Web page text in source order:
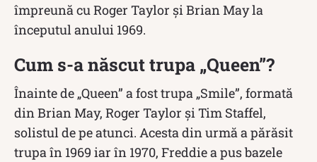
împreună cu Roger Taylor și Brian May la
începutul anului 1969.
Cum s-a născut trupa „Queen”?
Înainte de „Queen” a fost trupa „Smile”, formată
din Brian May, Roger Taylor și Tim Staffel,
solistul de pe atunci. Acesta din urmă a părăsit
trupa în 1969 iar în 1970, Freddie a pus bazele